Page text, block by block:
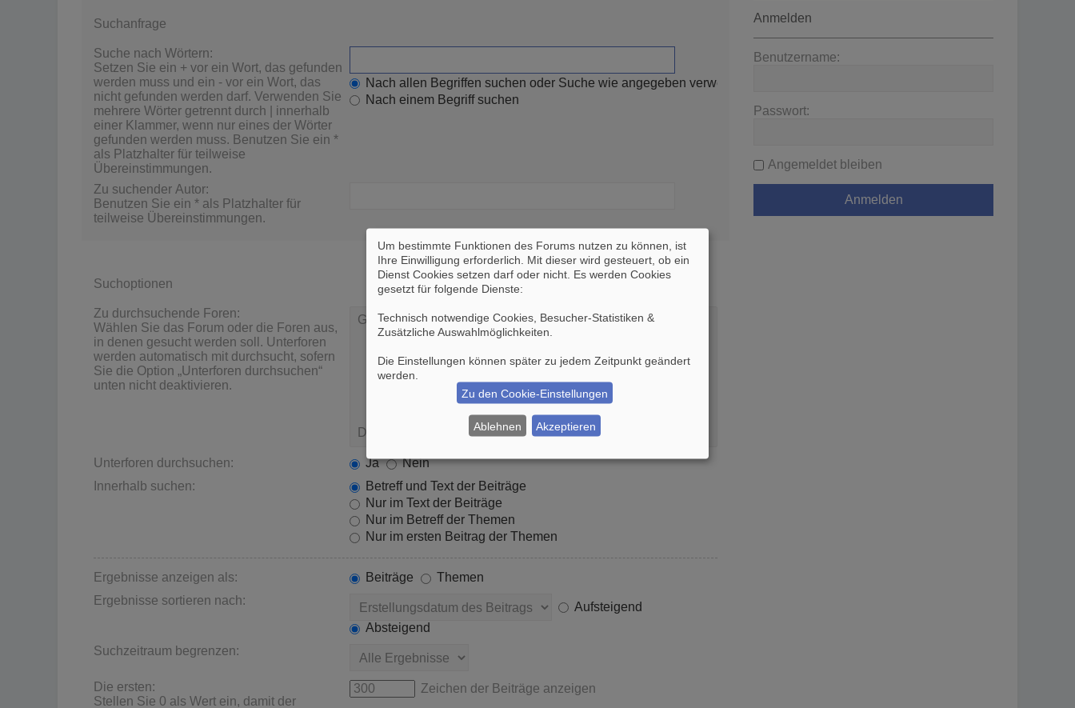
Suchanfrage
Suche nach Wörtern:
Setzen Sie ein + vor ein Wort, das gefunden
werden muss und ein - vor ein Wort, das
nicht gefunden werden darf. Verwenden Sie
mehrere Wörter getrennt durch
innerhalb
einer Klammer, wenn nur eines der Wörter
gefunden werden muss. Benutzen Sie ein *
als Platzhalter für teilweise
Übereinstimmungen.
Nach allen Begriffen suchen oder Suche wie angegeben verwenden
Nach einem Begriff suchen
Zu suchender Autor:
Benutzen Sie ein * als Platzhalter für
teilweise Übereinstimmungen.
Suchoptionen
Zu durchsuchende Foren:
Wählen Sie das Forum oder die Foren aus,
in denen gesucht werden soll. Unterforen
werden automatisch mit durchsucht, sofern
Sie die Option „Unterforen durchsuchen“
unten nicht deaktivieren.
Unterforen durchsuchen: Ja
Nein
Innerhalb suchen:
Betreff und Text der Beiträge
Nur im Text der Beiträge
Nur im Betreff der Themen
Nur im ersten Beitrag der Themen
Ergebnisse anzeigen als: Beiträge
Themen
Ergebnisse sortieren nach:
Aufsteigend
Absteigend
Suchzeitraum begrenzen:
Die ersten:
Stellen Sie 0 als Wert ein, damit der
Zeichen der Beiträge anzeigen
Anmelden
Benutzername:
Passwort:
Angemeldet bleiben
Um bestimmte Funktionen des Forums nutzen zu können, ist
Ihre Einwilligung erforderlich. Mit dieser wird gesteuert, ob ein
Dienst Cookies setzen darf oder nicht. Es werden Cookies
gesetzt für folgende Dienste:
Technisch notwendige Cookies, Besucher-Statistiken &
Zusätzliche Auswahlmöglichkeiten
Die Einstellungen können später zu jedem Zeitpunkt geändert
werden.
Zu den Cookie-Einstellungen
Ablehnen Akzeptieren